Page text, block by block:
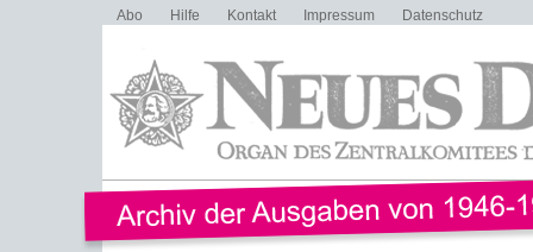
Abo Hilfe Kontakt Impressum Datenschutz